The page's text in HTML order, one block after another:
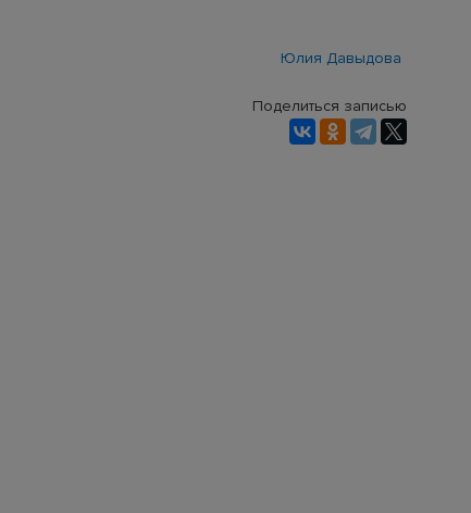
Юлия Давыдова
Поделиться записью